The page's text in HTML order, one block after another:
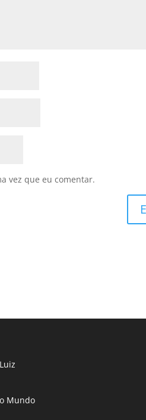
vez que eu comentar.
Mundo